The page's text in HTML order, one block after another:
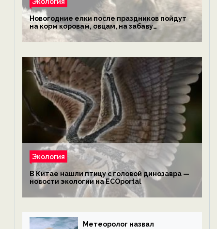
Новогодние елки после праздников пойдут
на корм коровам, овцам, на забаву
обезьянам, львам и леопардам — новости
экологии на ECOportal
Экология
В Китае нашли птицу с головой динозавра —
новости экологии на ECOportal
Метеоролог назвал